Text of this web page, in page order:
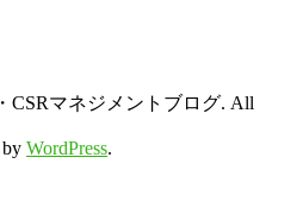
CSRマネジメントブログ. All
WordPress.